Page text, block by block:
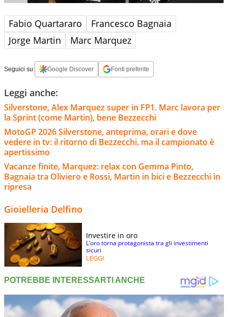
Fabio Quartararo
Francesco Bagnaia
Jorge Martin
Marc Marquez
Seguici su: Google Discover Fonti preferite
Leggi anche:
Silverstone, Alex Marquez super in FP1. Marc lavora per
la Sprint (come Martin), bene Bezzecchi
MotoGP 2026 Silverstone, anteprima, orari e dove
vedere in tv: il ritorno di Bezzecchi, ma il campionato è
apertissimo
Vacanze finite, Marquez: relax con Gemma Pinto,
Bagnaia tra Oliviero e Rossi, Martin in bici e Bezzecchi in
ripresa
Gioielleria Delfino
Investire in oro
L’oro torna protagonista tra gli investimenti
sicuri
LEGGI